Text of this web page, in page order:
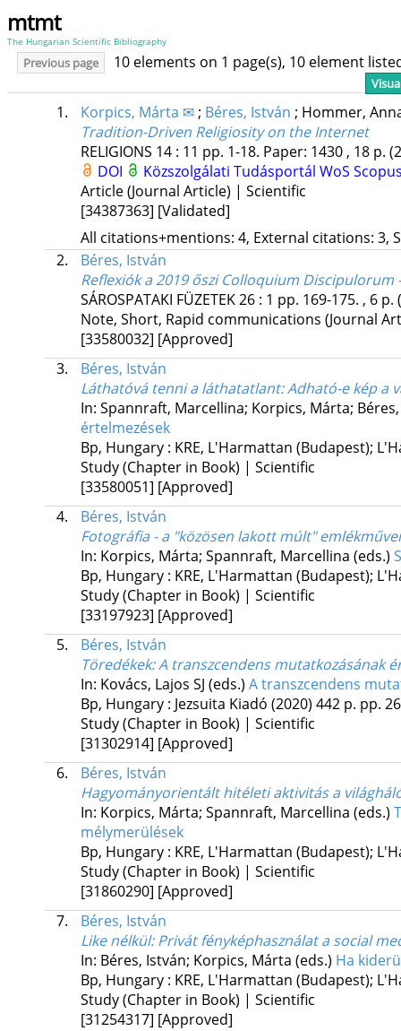
mtmt
The Hungarian Scientific Bibliography
Previous page 10 elements on 1 page(s), 10 element
1. Korpics, Márta ✉; Béres, István ; Hommer,
Tradition-Driven Religiosity on the Internet
RELIGIONS 14: 11 pp. 1-18. Paper: 1430 , 18 p.
DOI
Közszolgálati Tudásportál WoS
Article (Journal Article) | Scientific
[34387363] [Validated]
All citations+mentions: 4, External citations: 3,
2.
Béres, István
Reflexiók a 2019 őszi Colloquium
SÁROSPATAKI FÜZETEK26: 1 pp. 169-175. , 6 p.
Note, Short, Rapid communications (Journal
[33580032] [Approved]
3.
Béres, István
Láthatóvá tenni a láthatatlant: Adható-e kép a
In: Spannraft, Marcellina; Korpics, Márta;
értelmezések
Bp, Hungary : KRE, L'Harmattan (Budapest);
Study (Chapter in Book) | Scientific
[33580051] [Approved]
4.
Béres, István
Fotográfia - a "közösen lakott múlt" emlékművei
In: Korpics, Márta; Spannraft, Marcellina (eds.)
Bp, Hungary : KRE, L'Harmattan (Budapest);
Study (Chapter in Book) | Scientific
[33197923] [Approved]
5.
Béres, István
Töredékek: A transzcendens mutatkozásának
In: Kovács, Lajos SJ (eds.) A transzcendens
Bp, Hungary : Jezsuita Kiadó (2020) 442 p. pp.
Study (Chapter in Book) | Scientific
[31302914] [Approved]
6.
Béres, István
Hagyományorientált hitéleti aktivitás a
In: Korpics, Márta; Spannraft, Marcellina (eds.)
mélymerülések
Bp, Hungary : KRE, L'Harmattan (Budapest);
Study (Chapter in Book) | Scientific
[31860290] [Approved]
7.
Béres, István
Like nélkül: Privát fényképhasználat a social
In: Béres, István; Korpics, Márta (eds.) Ha
Bp, Hungary : KRE, L'Harmattan (Budapest);
Study (Chapter in Book) | Scientific
[31254317] [Approved]